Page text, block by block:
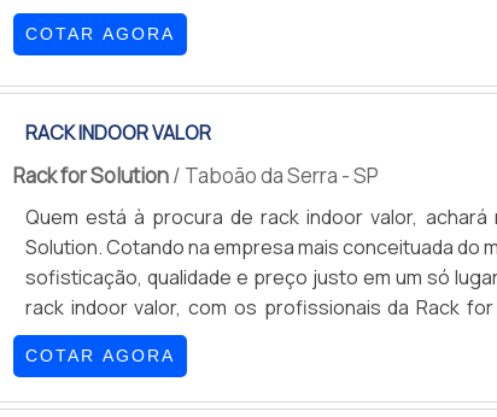
internet por rack indoor em uma empresa
Telecom. Com grande expressão de mercado
COTAR AGORA
RACK INDOOR VALOR
Rack for Solution/ Taboão da Serra - SP
Quem está à procura de rack indoor valor,
Solution. Cotando na empresa mais conceituada do
sofisticação, qualidade e preço justo em um só
rack indoor valor, com os profissionais da Rack
resistência com uma linha completa de produtos e
network, telecomunicações e
IMPORTANTES...
COTAR AGORA